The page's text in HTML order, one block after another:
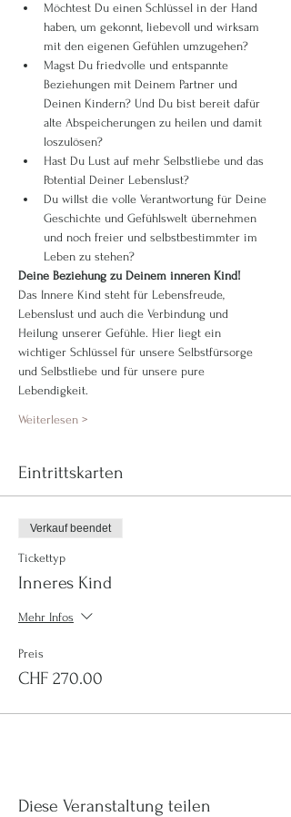
Möchtest Du einen Schlüssel in der Hand
haben, um gekonnt, liebevoll und wirksam
mit den eigenen Gefühlen umzugehen?
Magst Du friedvolle und entspannte
Beziehungen mit Deinem Partner und
Deinen Kindern? Und Du bist bereit dafür
alte Abspeicherungen zu heilen und damit
loszulösen?
Hast Du Lust auf mehr Selbstliebe und das
Potential Deiner Lebenslust?
Du willst die volle Verantwortung für Deine
Geschichte und Gefühlswelt übernehmen
und noch freier und selbstbestimmter im
Leben zu stehen?
Deine Beziehung zu Deinem inneren Kind!
Das Innere Kind steht für Lebensfreude,
Lebenslust und auch die Verbindung und
Heilung unserer Gefühle. Hier liegt ein
wichtiger Schlüssel für unsere Selbstfürsorge
und Selbstliebe und für unsere pure
Lebendigkeit.
Weiterlesen >
Eintrittskarten
Verkauf beendet
Tickettyp
Inneres Kind
Mehr Infos
Preis
CHF 270.00
Diese Veranstaltung teilen